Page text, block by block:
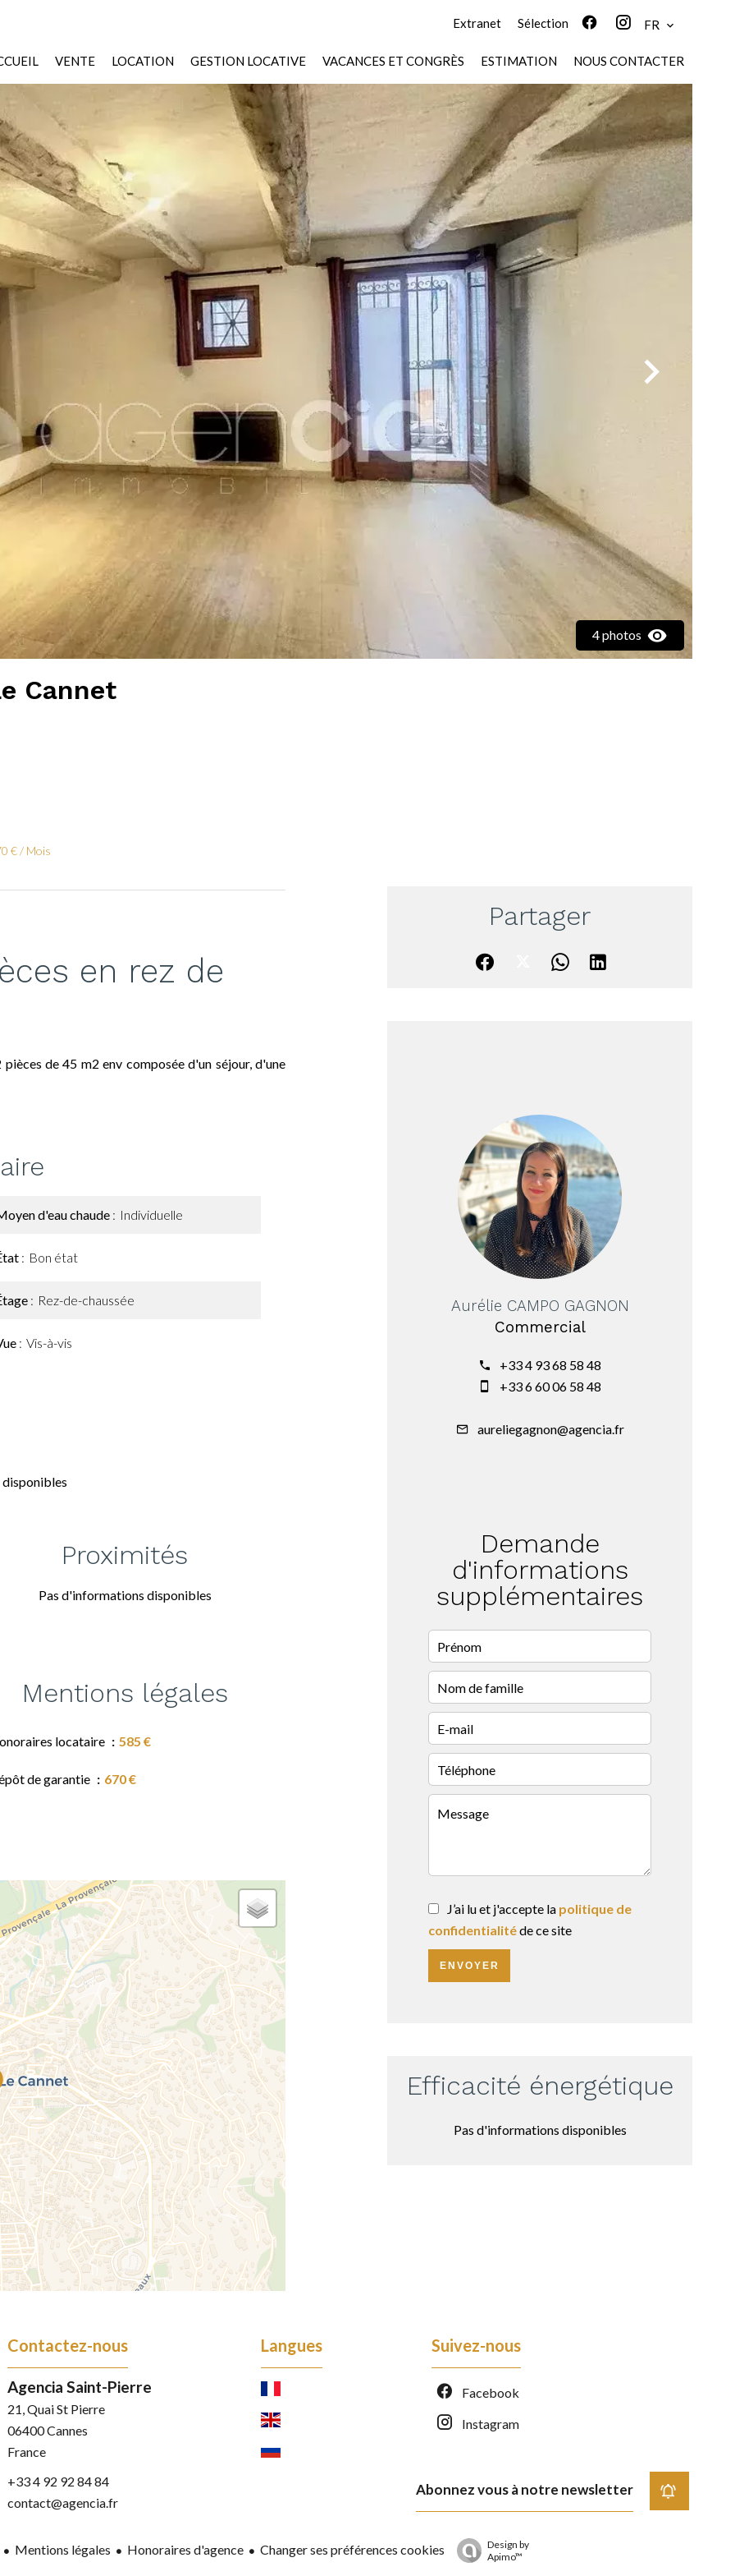
Extranet Sélection FR
VENTE LOCATION GESTION LOCATIVE VACANCES ET CONGRÈS ESTIMATION NOUS CONTACTER
4 photos
Cannet
€ / Mois
en rez de
de 45 m2 env composée d'un séjour, d'une
d'eau chaude Individuelle
Bon état
Rez-de-chaussée
Vis-à-vis
Proximités
Pas d'informations disponibles
Mentions légales
locataire 585 €
de garantie 670 €
Partager
Aurélie CAMPO GAGNON
Commercial
+33 4 93 68 58 48
+33 6 60 06 58 48
aureliegagnon@agencia.fr
Demande
d'informations
supplémentaires
J’ai lu et j'accepte la politique de
confidentialitéde ce site
ENVOYER
Efficacité énergétique
Pas d'informations disponibles
Contactez-nous
Agencia Saint-Pierre
21, Quai St Pierre
06400Cannes
France
+33 4 92 92 84 84
contact@agencia.fr
Langues Suivez-nous
Facebook
Instagram
Abonnez vous à notre newsletter
Mentions légales Honoraires d'agence Changer ses préférences cookies
Design by
Apimo™